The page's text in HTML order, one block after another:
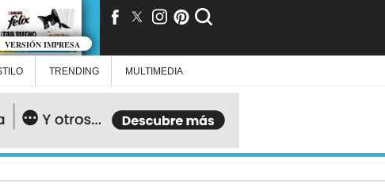
VERSIÓN IMPRESA
TRENDING MULTIMEDIA